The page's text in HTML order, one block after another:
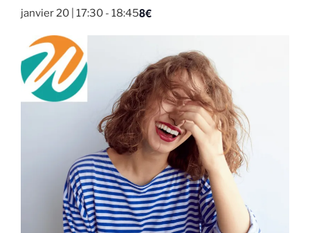
janvier 20 | 17:30 - 18:458€